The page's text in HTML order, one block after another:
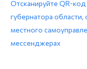
Отсканируйте QR-код
губернатора области,
местного
мессенджерах